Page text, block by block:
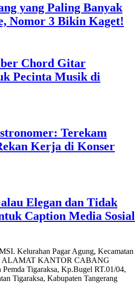
yang Paling Banyak
Nomor 3 Bikin Kaget!
Chord Gitar
Pecinta Musik di
Terekam
Kerja di Konser
Elegan dan Tidak
Caption Media Sosial
Kelurahan Pagar Agung, Kecamatan
|| ALAMAT KANTOR CABANG
Tigaraksa, Kp.Bugel RT.01/04,
Tigaraksa, Kabupaten Tangerang